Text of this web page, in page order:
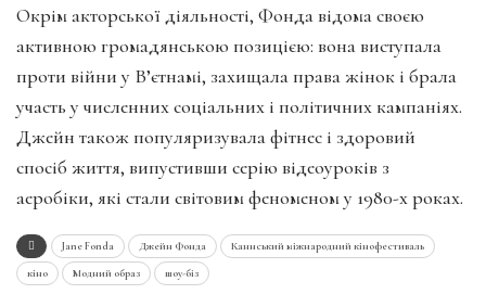
Окрім акторської діяльності, Фонда відома своєю
активною громадянською позицією: вона виступала
проти війни у В’єтнамі, захищала права жінок і брала
участь у численних соціальних і політичних кампаніях.
Джейн також популяризувала фітнес і здоровий
спосіб життя, випустивши серію відеоуроків з
аеробіки, які стали світовим феноменом у 1980-х роках.
Jane Fonda Джейн Фонда Каннський міжнародний кінофестиваль
кіно Модний образ шоу-біз